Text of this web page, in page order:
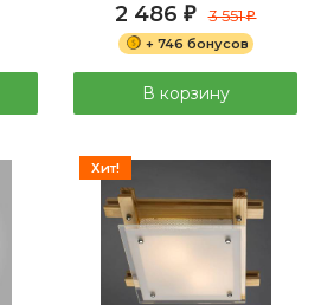
2 486 ₽ 3 551₽
+ 746 бонусов
В корзину
Хит!